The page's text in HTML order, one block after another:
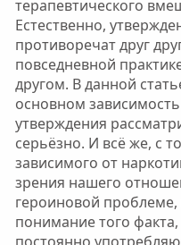
терапевтического
Естественно,
противоречат друг
повседневной
другом. В данной
основном
утверждения
серьёзно. И всё же, с
зависимого от
зрения нашего
героиновой
понимание того